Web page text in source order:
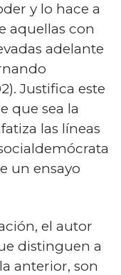
y lo hace a
aquellas con
adelante
Justifica este
que sea la
las líneas
un ensayo
el autor
distinguen a
anterior, son